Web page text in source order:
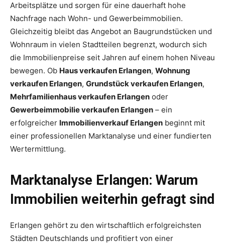
Arbeitsplätze und sorgen für eine dauerhaft hohe
Nachfrage nach Wohn- und Gewerbeimmobilien.
Gleichzeitig bleibt das Angebot an Baugrundstücken und
Wohnraum in vielen Stadtteilen begrenzt, wodurch sich
die Immobilienpreise seit Jahren auf einem hohen Niveau
bewegen. Ob Haus verkaufen Erlangen, Wohnung
verkaufen Erlangen, Grundstück verkaufen Erlangen,
Mehrfamilienhaus verkaufen Erlangen oder
Gewerbeimmobilie verkaufen Erlangen – ein
erfolgreicher Immobilienverkauf Erlangen beginnt mit
einer professionellen Marktanalyse und einer fundierten
Wertermittlung.
Marktanalyse Erlangen: Warum
Immobilien weiterhin gefragt sind
Erlangen gehört zu den wirtschaftlich erfolgreichsten
Städten Deutschlands und profitiert von einer